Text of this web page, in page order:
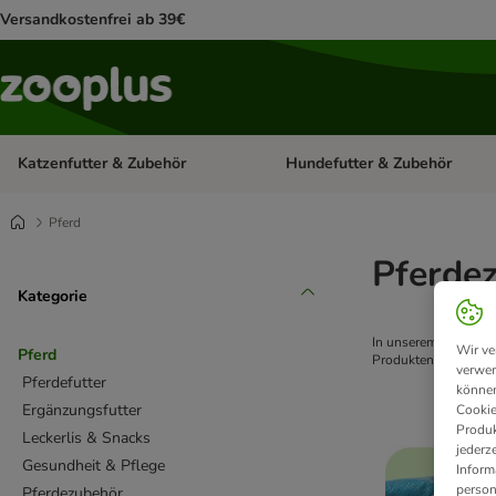
Versandkostenfrei ab 39€
Katzenfutter & Zubehör Kategorie-Menü öffnen:
Hundefutter & Zubehör
Pferd
Kategorie
Pferd
Pferdefutter
Ergänzungsfutter
Leckerlis & Snacks
Gesundheit & Pflege
In unserem Pferde
Produkten. Der
Wir